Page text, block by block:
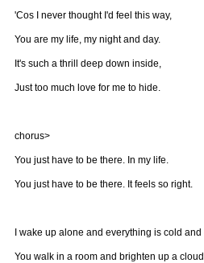
'Cos I never thought I'd feel this way,
You are my life, my night and day.
It's such a thrill deep down inside,
Just too much love for me to hide.
chorus>
You just have to be there. In my life.
You just have to be there. It feels so right.
I wake up alone and everything is cold and
You walk in a room and brighten up a